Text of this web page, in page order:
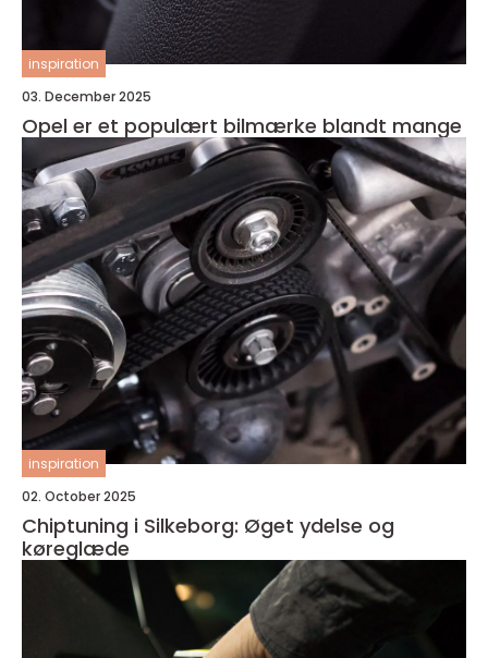
inspiration
03. December 2025
Opel er et populært bilmærke blandt mange
inspiration
02. October 2025
Chiptuning i Silkeborg: Øget ydelse og
køreglæde